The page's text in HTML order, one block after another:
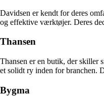
Davidsen er kendt for deres
og effektive værktøjer. Deres
Thansen
Thansen er en butik, der skiller
et solidt ry inden for branchen.
Bygma